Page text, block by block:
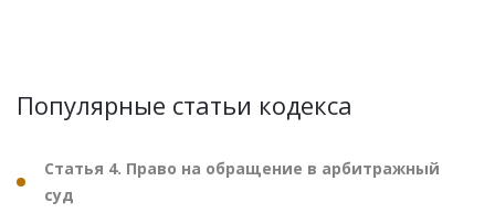
Популярные статьи кодекса
Статья 4. Право на обращение в арбитражный
суд